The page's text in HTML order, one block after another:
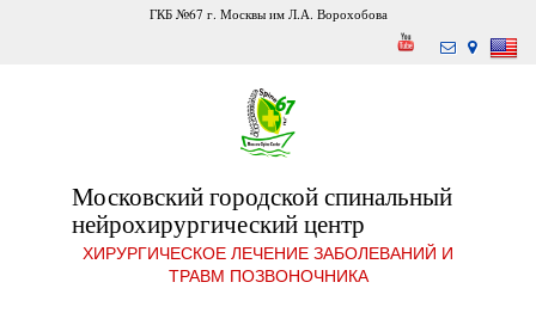
ГКБ №67 г. Москвы им Л.А. Ворохобова
Московский городской спинальный
нейрохирургический центр
ХИРУРГИЧЕСКОЕ ЛЕЧЕНИЕ ЗАБОЛЕВАНИЙ И
ТРАВМ ПОЗВОНОЧНИКА